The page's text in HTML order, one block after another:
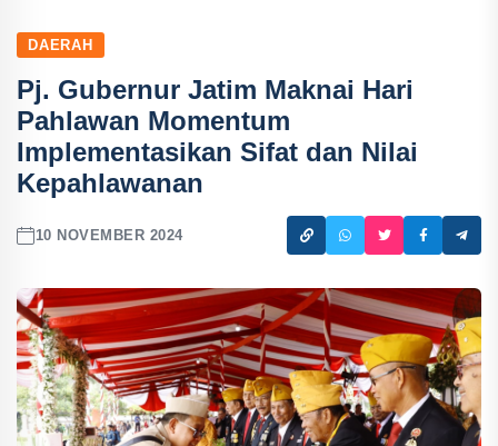
DAERAH
Pj. Gubernur Jatim Maknai Hari
Pahlawan Momentum
Implementasikan Sifat dan Nilai
Kepahlawanan
10 NOVEMBER 2024